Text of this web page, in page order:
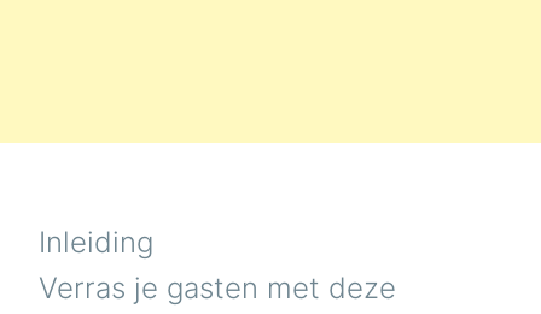
Inleiding
Verras je gasten met deze